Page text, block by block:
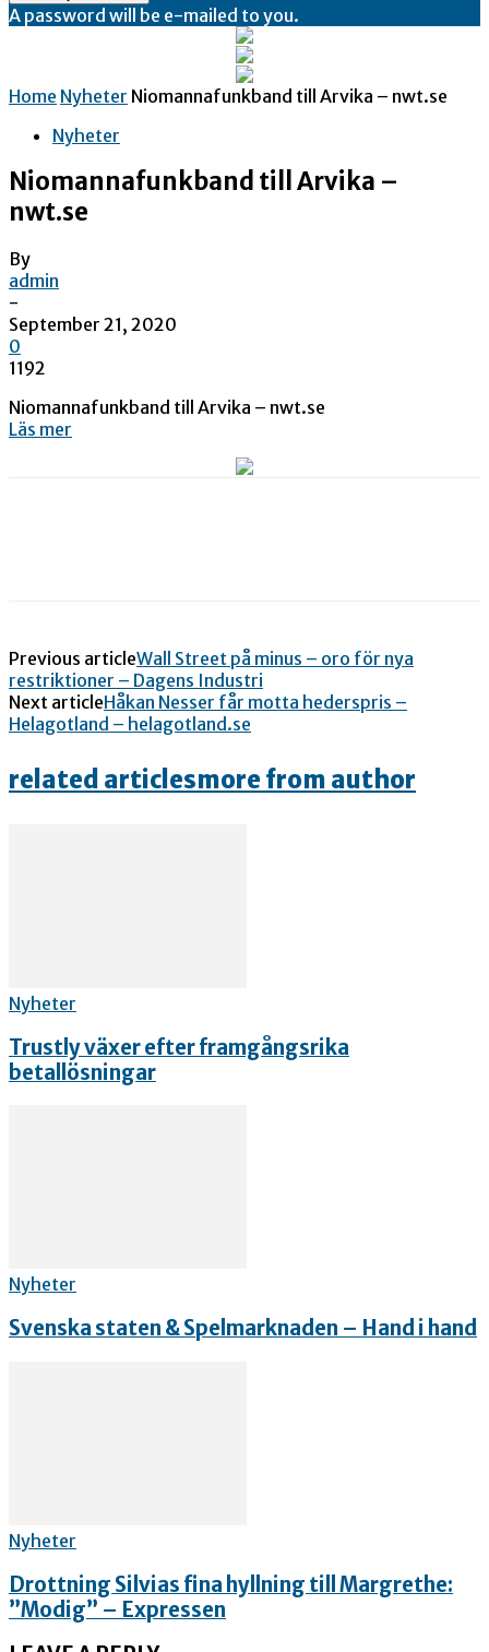
A password will be e-mailed to you.
Home Nyheter Niomannafunkband till Arvika – nwt.se
Nyheter
Niomannafunkband till Arvika –
nwt.se
By
admin
-
September 21, 2020
0
1192
Niomannafunkband till Arvika – nwt.se
Läs mer
Previous articleWall Street på minus – oro för nya
restriktioner – Dagens Industri
Next articleHåkan Nesser får motta hederspris –
Helagotland – helagotland.se
related articlesmore from author
Nyheter
Trustly växer efter framgångsrika
betallösningar
Nyheter
Svenska staten & Spelmarknaden – Hand i hand
Nyheter
Drottning Silvias fina hyllning till Margrethe:
”Modig” – Expressen